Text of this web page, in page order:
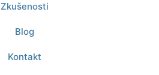
Zkušenosti
Blog
Kontakt